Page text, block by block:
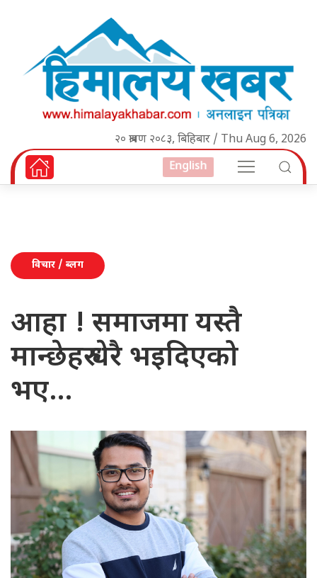
२० श्रावण २०८३, बिहिबार / Thu Aug 6, 2026
English
विचार / ब्लग
आहा ! समाजमा यस्तै
मान्छेहरु धेरै भइदिएको
भए…